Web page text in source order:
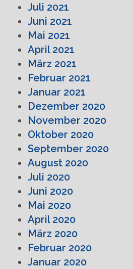
Juli 2021
Juni 2021
Mai 2021
April 2021
März 2021
Februar 2021
Januar 2021
Dezember 2020
November 2020
Oktober 2020
September 2020
August 2020
Juli 2020
Juni 2020
Mai 2020
April 2020
März 2020
Februar 2020
Januar 2020